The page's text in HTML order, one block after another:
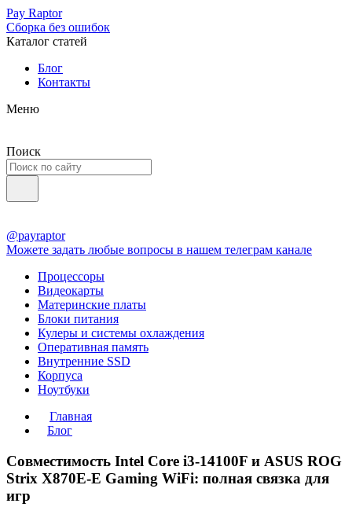
Pay Raptor
Сборка без ошибок
Каталог статей
Блог
Контакты
Меню
Поиск
@payraptor
Можете задать любые вопросы в нашем телеграм канале
Процессоры
Видеокарты
Материнские платы
Блоки питания
Кулеры и системы охлаждения
Оперативная память
Внутренние SSD
Корпуса
Ноутбуки
Главная
Блог
Совместимость Intel Core i3-14100F и ASUS ROG
Strix X870E-E Gaming WiFi: полная связка для
игр